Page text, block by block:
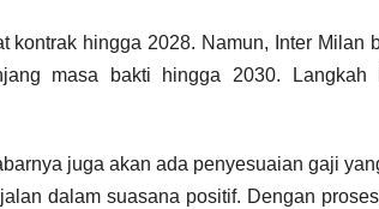
kontrak hingga 2028. Namun, Inter Milan
masa bakti hingga 2030.
juga akan ada penyesuaian gaji
dalam suasana positif. Dengan